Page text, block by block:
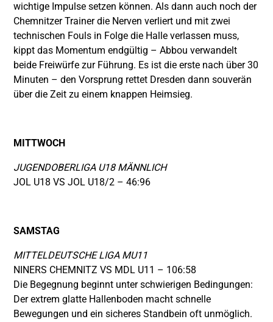
wichtige Impulse setzen können. Als dann auch noch der
Chemnitzer Trainer die Nerven verliert und mit zwei
technischen Fouls in Folge die Halle verlassen muss,
kippt das Momentum endgültig – Abbou verwandelt
beide Freiwürfe zur Führung. Es ist die erste nach über 30
Minuten – den Vorsprung rettet Dresden dann souverän
über die Zeit zu einem knappen Heimsieg.
MITTWOCH
JUGENDOBERLIGA U18 MÄNNLICH
JOL U18 VS JOL U18/2 – 46:96
SAMSTAG
MITTELDEUTSCHE LIGA MU11
NINERS CHEMNITZ VS MDL U11 – 106:58
Die Begegnung beginnt unter schwierigen Bedingungen:
Der extrem glatte Hallenboden macht schnelle
Bewegungen und ein sicheres Standbein oft unmöglich.